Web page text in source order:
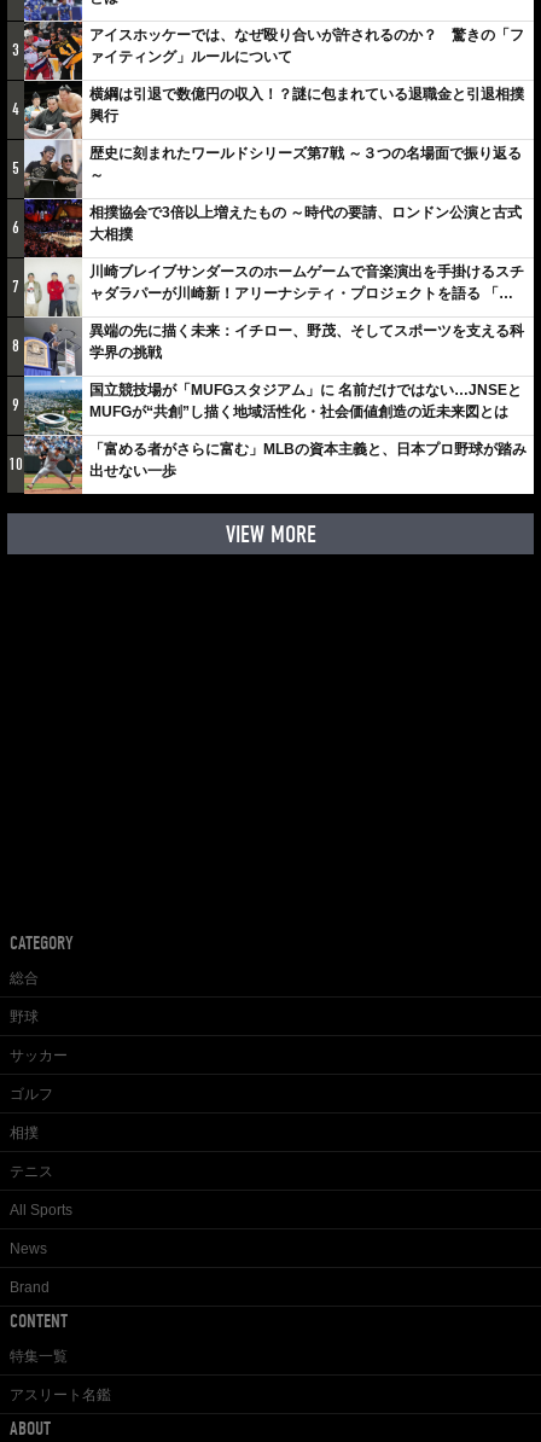
3
アイスホッケーでは、なぜ殴り合いが許されるのか？ 驚きの「フ
ァイティング」ルールについて
4
横綱は引退で数億円の収入！？謎に包まれている退職金と引退相撲
興行
5
歴史に刻まれたワールドシリーズ第7戦 ～３つの名場面で振り返る
～
6
相撲協会で3倍以上増えたもの ～時代の要請、ロンドン公演と古式
大相撲
7
川崎ブレイブサンダースのホームゲームで音楽演出を手掛けるスチ
ャダラパーが川崎新！アリーナシティ・プロジェクトを語る 「楽
しみでしかないでしょ。川崎は、ずっと成長曲線だから」
8
異端の先に描く未来：イチロー、野茂、そしてスポーツを支える科
学界の挑戦
9
国立競技場が「MUFGスタジアム」に 名前だけではない…JNSEと
MUFGが“共創”し描く地域活性化・社会価値創造の近未来図とは
10
「富める者がさらに富む」MLBの資本主義と、日本プロ野球が踏み
出せない一歩
VIEW MORE
CATEGORY
総合
野球
サッカー
ゴルフ
相撲
テニス
All Sports
News
Brand
CONTENT
特集一覧
アスリート名鑑
ABOUT